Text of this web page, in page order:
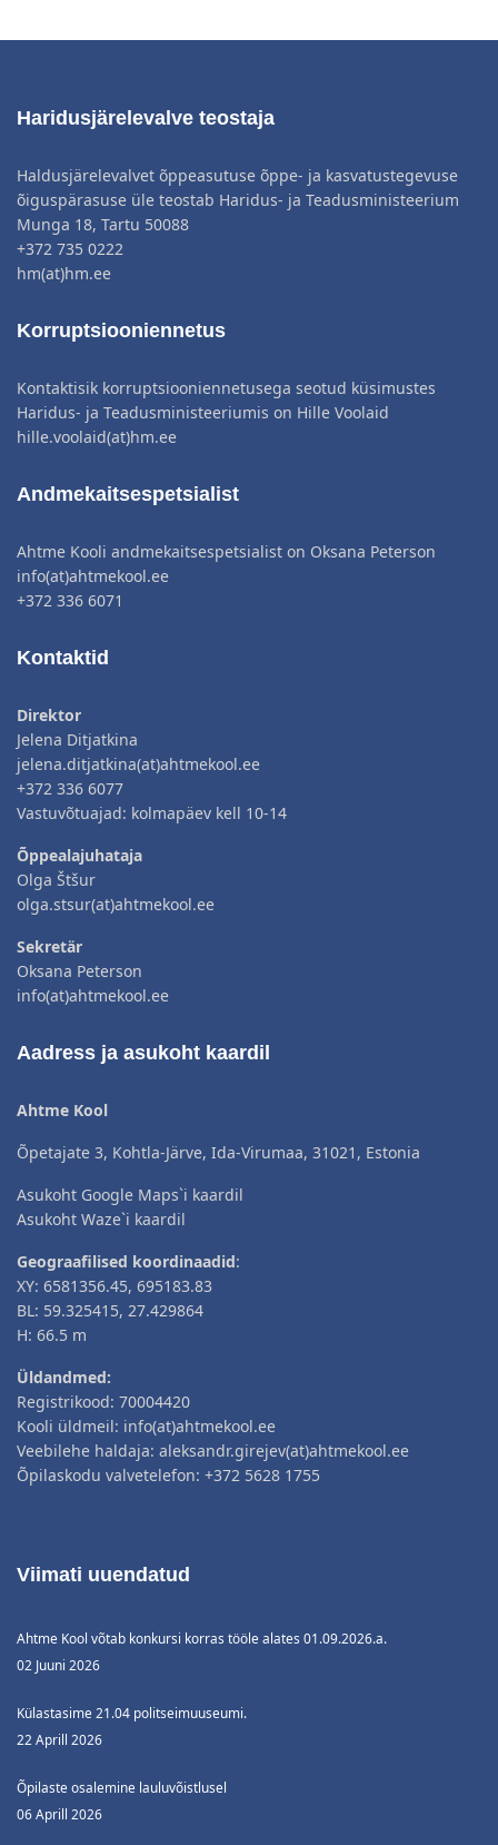
Haridusjärelevalve teostaja
Haldusjärelevalvet õppeasutuse õppe- ja kasvatustegevuse
õiguspärasuse üle teostab Haridus- ja Teadusministeerium
Munga 18, Tartu 50088
+372 735 0222
hm(at)hm.ee
Korruptsiooniennetus
Kontaktisik korruptsiooniennetusega seotud küsimustes
Haridus- ja Teadusministeeriumis on Hille Voolaid
hille.voolaid(at)hm.ee
Andmekaitsespetsialist
Ahtme Kooli andmekaitsespetsialist on Oksana Peterson
info(at)ahtmekool.ee
+372 336 6071
Kontaktid
Direktor
Jelena Ditjatkina
jelena.ditjatkina(at)ahtmekool.ee
+372 336 6077
Vastuvõtuajad: kolmapäev kell 10-14
Õppealajuhataja
Olga Štšur
olga.stsur(at)ahtmekool.ee
Sekretär
Oksana Peterson
info(at)ahtmekool.ee
Aadress ja asukoht kaardil
Ahtme Kool
Õpetajate 3, Kohtla-Järve, Ida-Virumaa, 31021, Estonia
Asukoht Google Maps`i kaardil
Asukoht Waze`i kaardil
Geograafilised koordinaadid:
XY: 6581356.45, 695183.83
BL: 59.325415, 27.429864
H: 66.5 m
Üldandmed:
Registrikood: 70004420
Kooli üldmeil: info(at)ahtmekool.ee
Veebilehe haldaja: aleksandr.girejev(at)ahtmekool.ee
Õpilaskodu valvetelefon: +372 5628 1755
Viimati uuendatud
Ahtme Kool võtab konkursi korras tööle alates 01.09.2026.a.
02 Juuni 2026
Külastasime 21.04 politseimuuseumi.
22 Aprill 2026
Õpilaste osalemine lauluvõistlusel
06 Aprill 2026